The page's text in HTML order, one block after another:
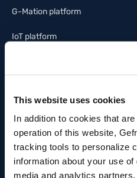
This website uses cookies
In addition to cookies that
operation of this website,
tracking tools to personalize
information about your use
media and analytics partners.
G-Mation platform
IoT platform
Illuminotecnica
Building automation